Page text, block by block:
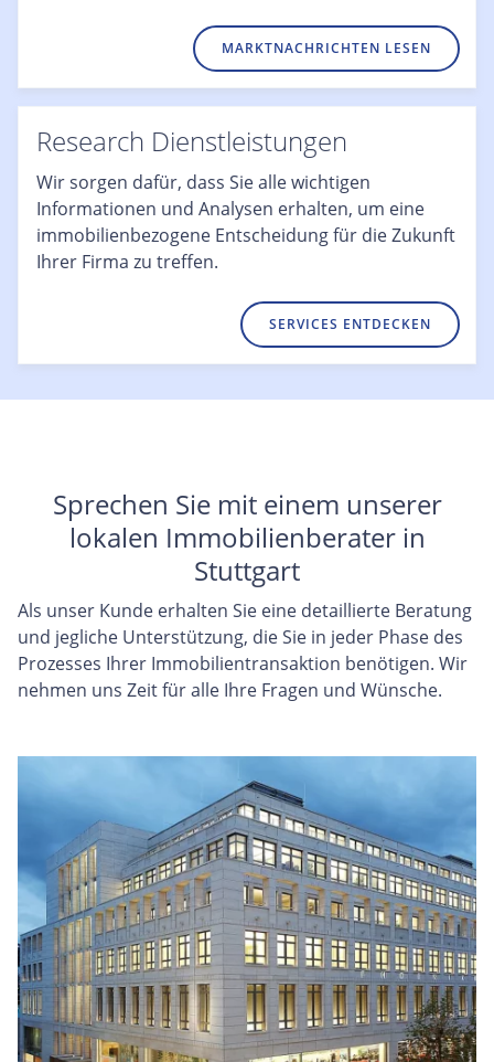
MARKTNACHRICHTEN LESEN
Research Dienstleistungen
Wir sorgen dafür, dass Sie alle wichtigen
Informationen und Analysen erhalten, um eine
immobilienbezogene Entscheidung für die Zukunft
Ihrer Firma zu treffen.
SERVICES ENTDECKEN
Sprechen Sie mit einem unserer
lokalen Immobilienberater in
Stuttgart
Als unser Kunde erhalten Sie eine detaillierte Beratung
und jegliche Unterstützung, die Sie in jeder Phase des
Prozesses Ihrer Immobilientransaktion benötigen. Wir
nehmen uns Zeit für alle Ihre Fragen und Wünsche.